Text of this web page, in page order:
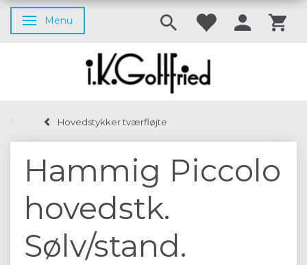
Skifte navigation
Menu
Hovedstykker tværfløjte
Hammig Piccolo
hovedstk.
Sølv/stand.